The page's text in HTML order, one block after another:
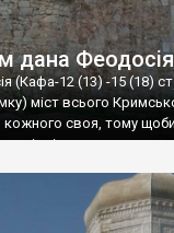
дана
(Кафа-12 (13) -15 (18)
міст всього
своя, тому щоби
відвідати це